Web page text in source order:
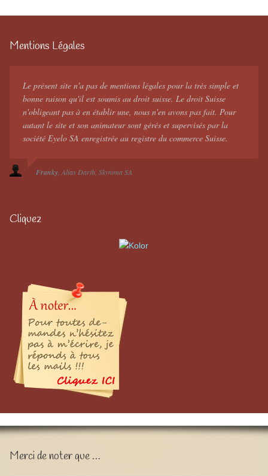
Mentions Légales
Le présent site n'a pas de mentions légales pour la très simple et
bonne raison qu'il est soumis au droit suisse. Le droit Suisse
n'obligeant pas à en établir une, nous n'en avons pas fait. Pour
autant le site et son animateur sont gérés et supervisés par la
société Eyelo SA enregistrée au registre du commerce Suisse.
Franky Alias Darth Skynima SA
Cliquez
Merci de noter que …